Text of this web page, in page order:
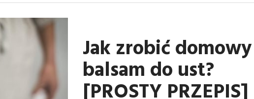
Jak zrobić domowy
balsam do ust?
[PROSTY PRZEPIS]